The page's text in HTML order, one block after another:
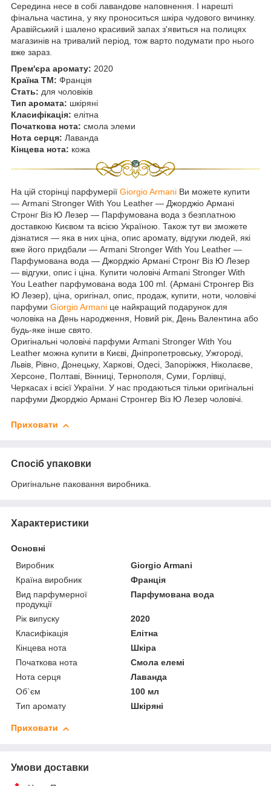
Середина несе в собі лавандове наповнення. І нарешті
фінальна частина, у яку проноситься шкіра чудового вичинку.
Аравійський і шалено красивий запах з'явиться на полицях
магазинів на тривалий період, тож варто подумати про нього
вже зараз.
Прем'єра аромату: 2020
Країна ТМ: Франція
Стать: для чоловіків
Тип аромата: шкіряні
Класифікація: елітна
Початкова нота: смола элеми
Нота серця: Лаванда
Кінцева нота: кожа
На цій сторінці парфумерії Giorgio Armani Ви можете купити
― Armani Stronger With You Leather ― Джорджіо Армані
Стронг Віз Ю Лезер — Парфумована вода з безплатною
доставкою Києвом та всією Україною. Також тут ви зможете
дізнатися ― яка в них ціна, опис аромату, відгуки людей, які
вже його придбали — Armani Stronger With You Leather —
Парфумована вода — Джорджіо Армані Стронг Віз Ю Лезер
— відгуки, опис і ціна. Купити чоловічі Armani Stronger With
You Leather парфумована вода 100 ml. (Армані Стронгер Віз
Ю Лезер), ціна, оригінал, опис, продаж, купити, ноти, чоловічі
парфуми Giorgio Armani це найкращий подарунок для
чоловіка на День народження, Новий рік, День Валентина або
будь-яке інше свято.
Оригінальні чоловічі парфуми Armani Stronger With You
Leather можна купити в Києві, Дніпропетровську, Ужгороді,
Львів, Рівно, Донецьку, Харкові, Одесі, Запоріжжя, Ніколаєве,
Херсоне, Полтаві, Вінниці, Тернополя, Суми, Горлівці,
Черкасах і всієї України. У нас продаються тільки оригінальні
парфуми Джорджіо Армані Стронгер Віз Ю Лезер чоловічі.
Приховати
Спосіб упаковки
Оригінальне паковання виробника.
Характеристики
Основні
Виробник
Giorgio Armani
Країна виробник
Франція
Вид парфумерної
продукції
Парфумована вода
Рік випуску
2020
Класифікація
Елітна
Кінцева нота
Шкіра
Початкова нота
Смола елемі
Нота серця
Лаванда
Об`єм
100 мл
Тип аромату
Шкіряні
Приховати
Умови доставки